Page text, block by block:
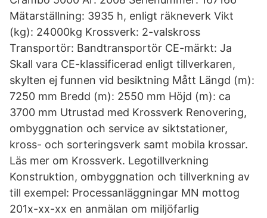
Mätarställning: 3935 h, enligt räkneverk Vikt
(kg): 24000kg Krossverk: 2-valskross
Transportör: Bandtransportör CE-märkt: Ja
Skall vara CE-klassificerad enligt tillverkaren,
skylten ej funnen vid besiktning Mått Längd (m):
7250 mm Bredd (m): 2550 mm Höjd (m): ca
3700 mm Utrustad med Krossverk Renovering,
ombyggnation och service av siktstationer,
kross- och sorteringsverk samt mobila krossar.
Läs mer om Krossverk. Legotillverkning
Konstruktion, ombyggnation och tillverkning av
till exempel: Processanläggningar MN mottog
201x-xx-xx en anmälan om miljöfarlig